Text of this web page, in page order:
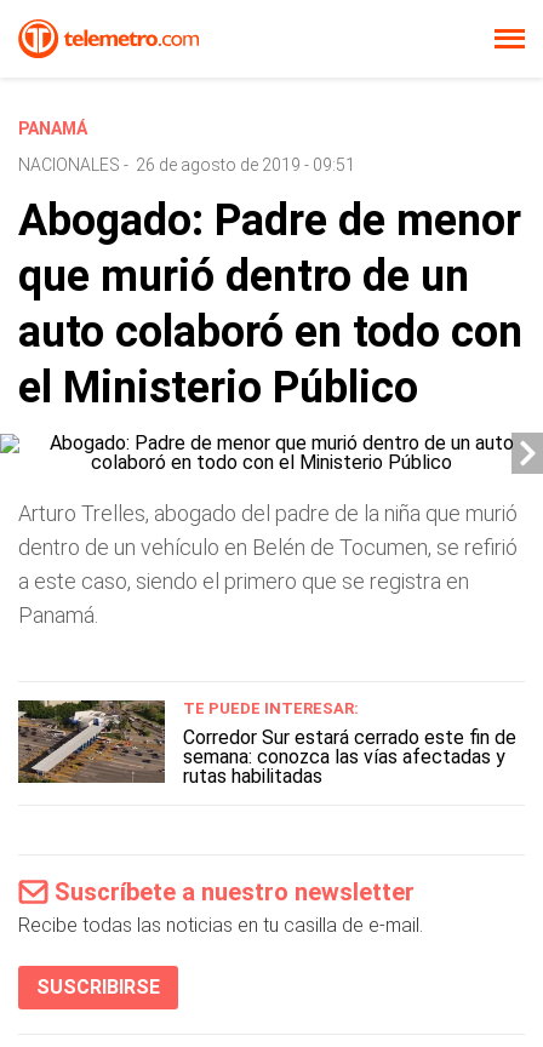
PANAMÁ
NACIONALES - 26 de agosto de 2019 - 09:51
Abogado: Padre de menor
que murió dentro de un
auto colaboró en todo con
el Ministerio Público
Arturo Trelles, abogado del padre de la niña que murió
dentro de un vehículo en Belén de Tocumen, se refirió
a este caso, siendo el primero que se registra en
Panamá.
TE PUEDE INTERESAR:
Corredor Sur estará cerrado este fin de
semana: conozca las vías afectadas y
rutas habilitadas
Suscríbete a nuestro newsletter
Recibe todas las noticias en tu casilla de e-mail.
SUSCRIBIRSE